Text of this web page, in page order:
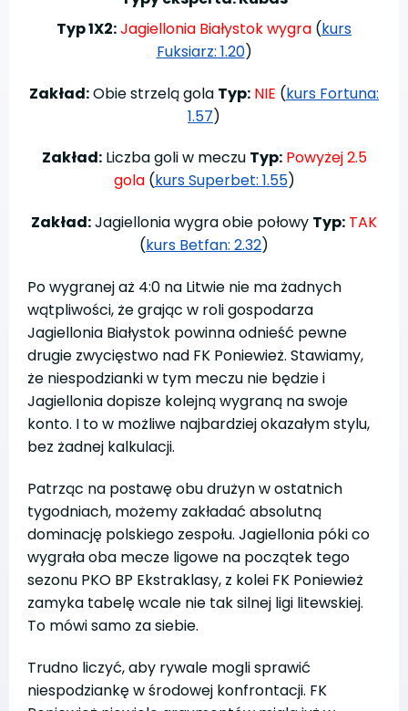
Typ 1X2:Jagiellonia Białystok wygra (kurs
Fuksiarz: 1.20)
Zakład:Obie strzelą gola Typ: NIE (kurs Fortuna:
1.57)
Zakład:Liczba goli w meczu Typ: Powyżej 2.5
gola(kurs Superbet: 1.55)
Zakład:Jagiellonia wygra obie połowy Typ: TAK
(kurs Betfan: 2.32)
Po wygranej aż 4:0 na Litwie nie ma żadnych
wątpliwości, że grając w roli gospodarza
Jagiellonia Białystok powinna odnieść pewne
drugie zwycięstwo nad FK Poniewież. Stawiamy,
że niespodzianki w tym meczu nie będzie i
Jagiellonia dopisze kolejną wygraną na swoje
konto. I to w możliwe najbardziej okazałym stylu,
bez żadnej kalkulacji.
Patrząc na postawę obu drużyn w ostatnich
tygodniach, możemy zakładać absolutną
dominację polskiego zespołu. Jagiellonia póki co
wygrała oba mecze ligowe na początek tego
sezonu PKO BP Ekstraklasy, z kolei FK Poniewież
zamyka tabelę wcale nie tak silnej ligi litewskiej.
To mówi samo za siebie.
Trudno liczyć, aby rywale mogli sprawić
niespodziankę w środowej konfrontacji. FK